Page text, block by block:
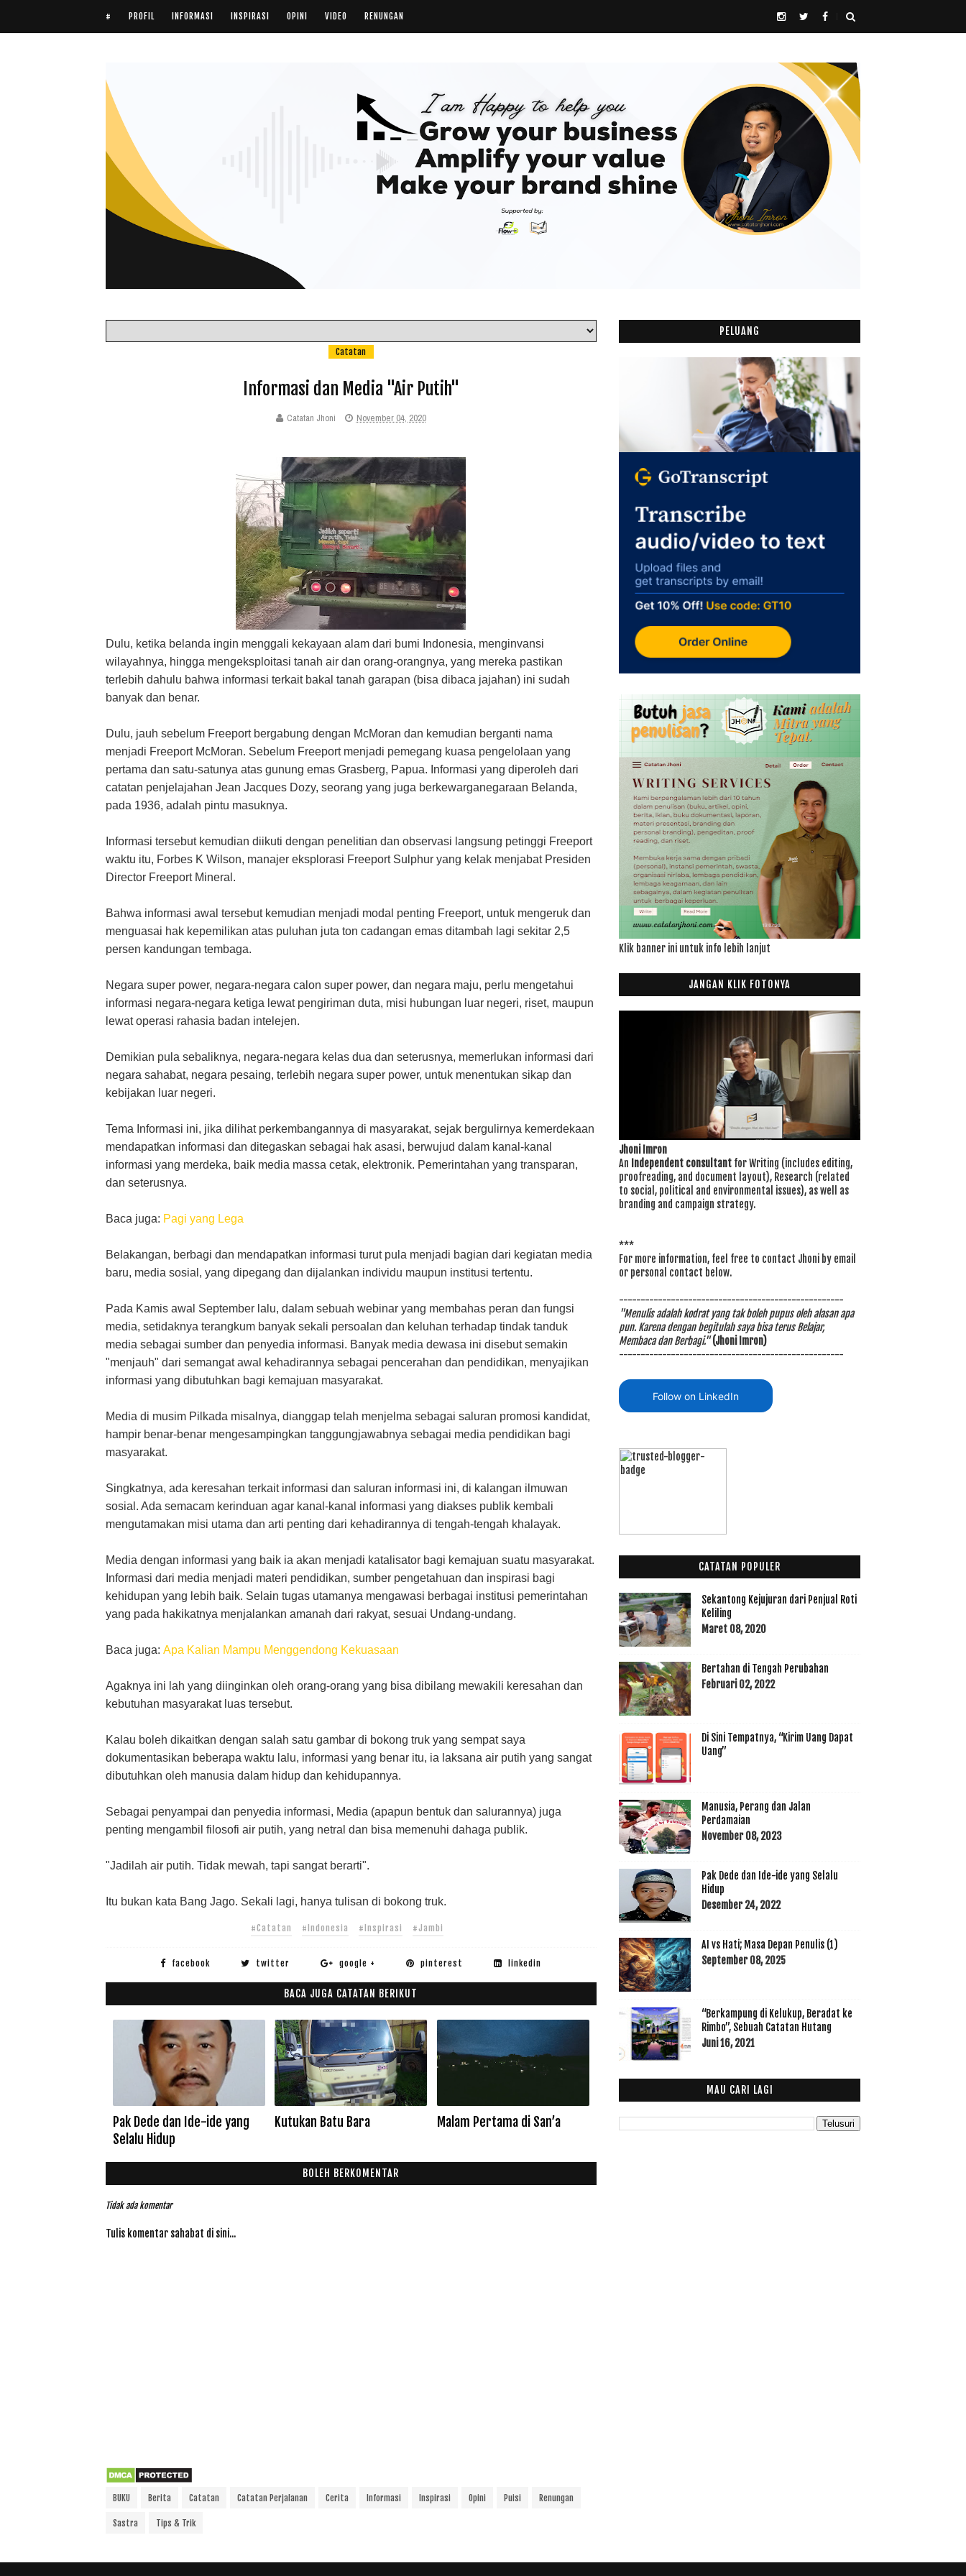
# PROFIL INFORMASI INSPIRASI OPINI VIDEO RENUNGAN
Catatan
Informasi dan Media "Air Putih"
Catatan Jhoni November 04, 2020
Dulu, ketika belanda ingin menggali kekayaan alam dari bumi Indonesia, menginvansi
wilayahnya, hingga mengeksploitasi tanah air dan orang-orangnya, yang mereka pastikan
terlebih dahulu bahwa informasi terkait bakal tanah garapan (bisa dibaca jajahan) ini sudah
banyak dan benar.
Dulu, jauh sebelum Freeport bergabung dengan McMoran dan kemudian berganti nama
menjadi Freeport McMoran. Sebelum Freeport menjadi pemegang kuasa pengelolaan yang
pertama dan satu-satunya atas gunung emas Grasberg, Papua. Informasi yang diperoleh dari
catatan penjelajahan Jean Jacques Dozy, seorang yang juga berkewarganegaraan Belanda,
pada 1936, adalah pintu masuknya.
Informasi tersebut kemudian diikuti dengan penelitian dan observasi langsung petinggi Freeport
waktu itu, Forbes K Wilson, manajer eksplorasi Freeport Sulphur yang kelak menjabat Presiden
Director Freeport Mineral.
Bahwa informasi awal tersebut kemudian menjadi modal penting Freeport, untuk mengeruk dan
menguasai hak kepemilikan atas puluhan juta ton cadangan emas ditambah lagi sekitar 2,5
persen kandungan tembaga.
Negara super power, negara-negara calon super power, dan negara maju, perlu mengetahui
informasi negara-negara ketiga lewat pengiriman duta, misi hubungan luar negeri, riset, maupun
lewat operasi rahasia badan intelejen.
Demikian pula sebaliknya, negara-negara kelas dua dan seterusnya, memerlukan informasi dari
negara sahabat, negara pesaing, terlebih negara super power, untuk menentukan sikap dan
kebijakan luar negeri.
Tema Informasi ini, jika dilihat perkembangannya di masyarakat, sejak bergulirnya kemerdekaan
mendapatkan informasi dan ditegaskan sebagai hak asasi, berwujud dalam kanal-kanal
informasi yang merdeka, baik media massa cetak, elektronik. Pemerintahan yang transparan,
dan seterusnya.
Baca juga: Pagi yang Lega
Belakangan, berbagi dan mendapatkan informasi turut pula menjadi bagian dari kegiatan media
baru, media sosial, yang dipegang dan dijalankan individu maupun institusi tertentu.
Pada Kamis awal September lalu, dalam sebuah webinar yang membahas peran dan fungsi
media, setidaknya terangkum banyak sekali persoalan dan keluhan terhadap tindak tanduk
media sebagai sumber dan penyedia informasi. Banyak media dewasa ini disebut semakin
"menjauh" dari semangat awal kehadirannya sebagai pencerahan dan pendidikan, menyajikan
informasi yang dibutuhkan bagi kemajuan masyarakat.
Media di musim Pilkada misalnya, dianggap telah menjelma sebagai saluran promosi kandidat,
hampir benar-benar mengesampingkan tanggungjawabnya sebagai media pendidikan bagi
masyarakat.
Singkatnya, ada keresahan terkait informasi dan saluran informasi ini, di kalangan ilmuwan
sosial. Ada semacam kerinduan agar kanal-kanal informasi yang diakses publik kembali
mengutamakan misi utama dan arti penting dari kehadirannya di tengah-tengah khalayak.
Media dengan informasi yang baik ia akan menjadi katalisator bagi kemajuan suatu masyarakat.
Informasi dari media menjadi materi pendidikan, sumber pengetahuan dan inspirasi bagi
kehidupan yang lebih baik. Selain tugas utamanya mengawasi berbagai institusi pemerintahan
yang pada hakikatnya menjalankan amanah dari rakyat, sesuai Undang-undang.
Baca juga: Apa Kalian Mampu Menggendong Kekuasaan
Agaknya ini lah yang diinginkan oleh orang-orang yang bisa dibilang mewakili keresahan dan
kebutuhan masyarakat luas tersebut.
Kalau boleh dikaitkan dengan salah satu gambar di bokong truk yang sempat saya
dokumentasikan beberapa waktu lalu, informasi yang benar itu, ia laksana air putih yang sangat
dibutuhkan oleh manusia dalam hidup dan kehidupannya.
Sebagai penyampai dan penyedia informasi, Media (apapun bentuk dan salurannya) juga
penting mengambil filosofi air putih, yang netral dan bisa memenuhi dahaga publik.
"Jadilah air putih. Tidak mewah, tapi sangat berarti".
Itu bukan kata Bang Jago. Sekali lagi, hanya tulisan di bokong truk.
#Catatan #Indonesia #Inspirasi #Jambi
facebook twitter google + pinterest linkedin
BACA JUGA CATATAN BERIKUT
Pak Dede dan Ide-ide yang
Selalu Hidup
Kutukan Batu Bara Malam Pertama di San’a
BOLEH BERKOMENTAR
Tidak ada komentar
Tulis komentar sahabat di sini...
BUKU Berita Catatan Catatan Perjalanan Cerita Informasi Inspirasi Opini Puisi Renungan
Sastra Tips & Trik
PELUANG
Klik banner ini untuk info lebih lanjut
JANGAN KLIK FOTONYA
Jhoni Imron
An Independent consultant for Writing (includes editing,
proofreading, and document layout), Research (related
to social, political and environmental issues), as well as
branding and campaign strategy.
***
For more information, feel free to contact Jhoni by email
or personal contact below.
----------------------------------------------------
"Menulis adalah kodrat yang tak boleh pupus oleh alasan apa
pun. Karena dengan begitulah saya bisa terus Belajar,
Membaca dan Berbagi." (Jhoni Imron)
----------------------------------------------------
Follow on LinkedIn
CATATAN POPULER
Sekantong Kejujuran dari Penjual Roti
Keliling
Maret 08, 2020
Bertahan di Tengah Perubahan
Februari 02, 2022
Di Sini Tempatnya, “Kirim Uang Dapat
Uang”
Manusia, Perang dan Jalan
Perdamaian
November 08, 2023
Pak Dede dan Ide-ide yang Selalu
Hidup
Desember 24, 2022
AI vs Hati; Masa Depan Penulis (1)
September 08, 2025
“Berkampung di Kelukup, Beradat ke
Rimbo”, Sebuah Catatan Hutang
Juni 16, 2021
MAU CARI LAGI